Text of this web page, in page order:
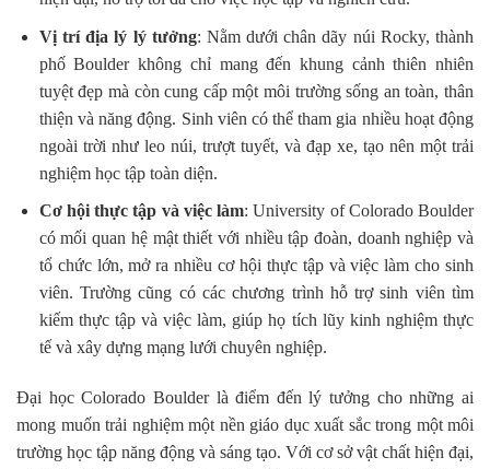
Vị trí địa lý lý tưởng: Nằm dưới chân dãy núi Rocky, thành
phố Boulder không chỉ mang đến khung cảnh thiên nhiên
tuyệt đẹp mà còn cung cấp một môi trường sống an toàn, thân
thiện và năng động. Sinh viên có thể tham gia nhiều hoạt động
ngoài trời như leo núi, trượt tuyết, và đạp xe, tạo nên một trải
nghiệm học tập toàn diện.
Cơ hội thực tập và việc làm: University of Colorado Boulder
có mối quan hệ mật thiết với nhiều tập đoàn, doanh nghiệp và
tổ chức lớn, mở ra nhiều cơ hội thực tập và việc làm cho sinh
viên. Trường cũng có các chương trình hỗ trợ sinh viên tìm
kiếm thực tập và việc làm, giúp họ tích lũy kinh nghiệm thực
tế và xây dựng mạng lưới chuyên nghiệp.
Đại học Colorado Boulder là điểm đến lý tưởng cho những ai
mong muốn trải nghiệm một nền giáo dục xuất sắc trong một môi
trường học tập năng động và sáng tạo. Với cơ sở vật chất hiện đại,